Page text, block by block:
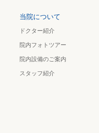
当院について
ドクター紹介
院内フォトツアー
院内設備のご案内
スタッフ紹介